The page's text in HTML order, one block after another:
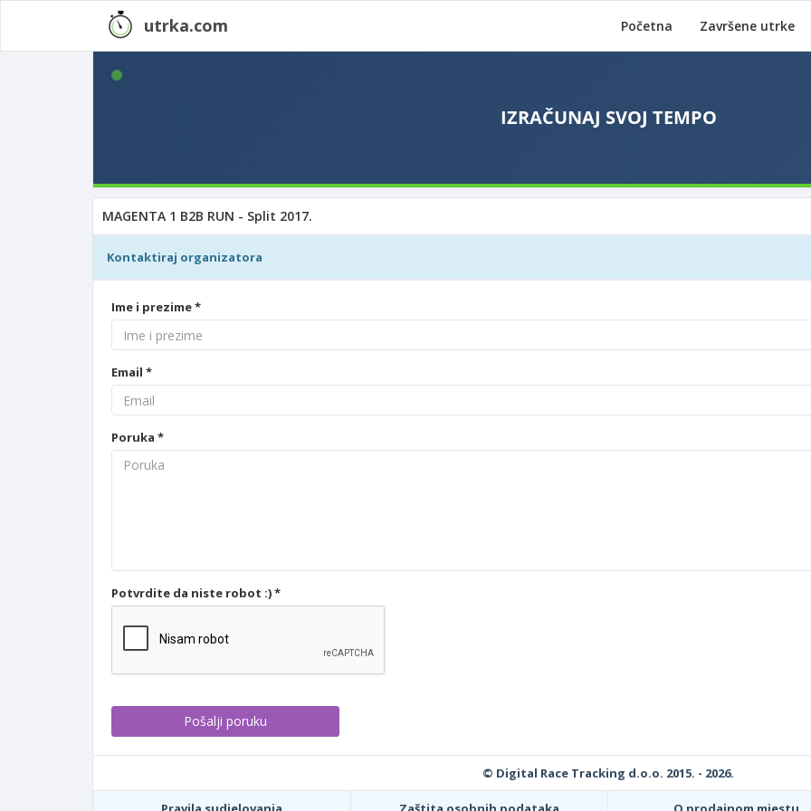
utrka.com Početna Završene utrke
MAGENTA 1 B2B RUN - Split 2017.
Kontaktiraj organizatora
Ime i prezime *
Email *
Poruka *
Potvrdite da niste robot :) *
© Digital Race Tracking d.o.o. 2015. - 2026.